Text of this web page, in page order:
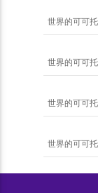
世界的可可
世界的可可
世界的可可
世界的可可